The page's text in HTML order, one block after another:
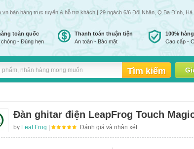
hàng trực tuyến & hỗ trợ khách hàng đến 24h đêm tất cả các ngày trong tuần
| 29 ngách 6/6 Đội Nhân, Q.Ba Đình, Hà
toàn quốc
chóng - Đúng hẹn
Thanh toán thuận tiện
An toàn - Bảo mật
100%
Cao cấp -
Đàn ghitar điện LeapFrog Touch
by Leaf Frog Đánh giá và nhận xét